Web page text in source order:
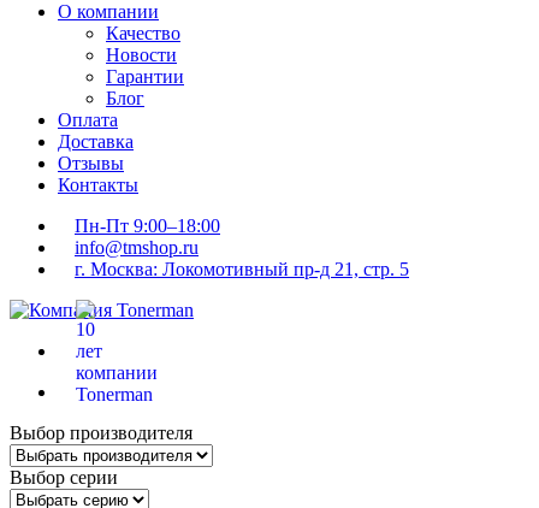
О компании
Качество
Новости
Гарантии
Блог
Оплата
Доставка
Отзывы
Контакты
Пн-Пт 9:00–18:00
info@tmshop.ru
г. Москва: Локомотивный пр-д 21, стр. 5
Выбор производителя
Выбор серии